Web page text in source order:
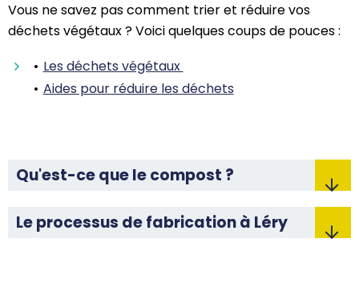
Vous ne savez pas comment trier et réduire vos
déchets végétaux ? Voici quelques coups de pouces :
Les déchets végétaux
Aides pour réduire les déchets
Qu'est-ce que le compost ?
Le processus de fabrication à Léry